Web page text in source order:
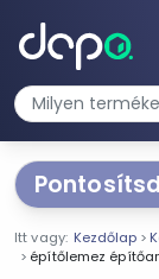
Segítünk
Válaszd ki
Itt vagy: Kezdőlap
építőlemez